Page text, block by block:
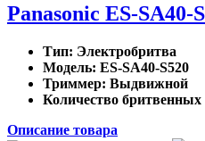
Panasonic ES-SA40-
Тип: Электробритва
Модель: ES-SA40-S520
Триммер: Выдвижной
Количество бритвенных
Описание товара